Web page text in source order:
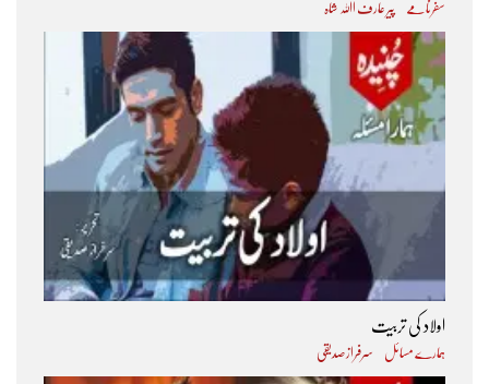
سفرنامے پیر عارف اﷲ شاہ
اولاد کی تربیت
ہمارے مسائل سرفراز صدیقی